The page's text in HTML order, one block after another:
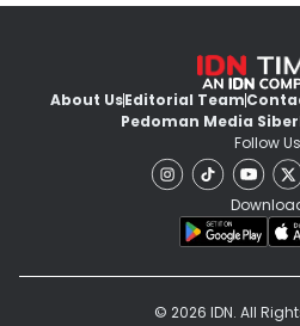
About UsEditorial Team
Pedoman Media Siber
Follow Us
© 2026 IDN. All